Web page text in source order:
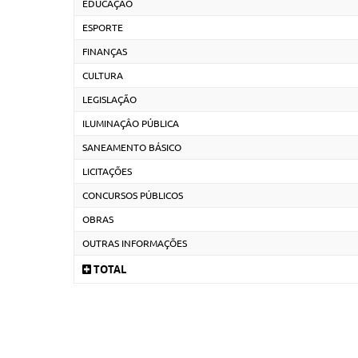
EDUCAÇÃO
ESPORTE
FINANÇAS
CULTURA
LEGISLAÇÃO
ILUMINAÇÂO PÚBLICA
SANEAMENTO BÁSICO
LICITAÇÕES
CONCURSOS PÚBLICOS
OBRAS
OUTRAS INFORMAÇÕES
TOTAL